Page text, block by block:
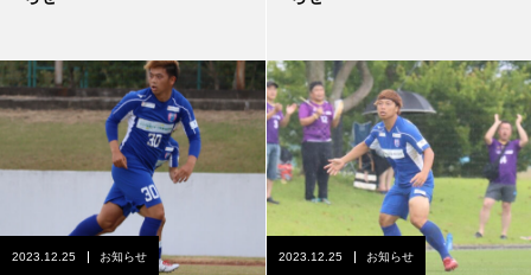
2023.12.25 お知らせ 2023.12.25 お知らせ